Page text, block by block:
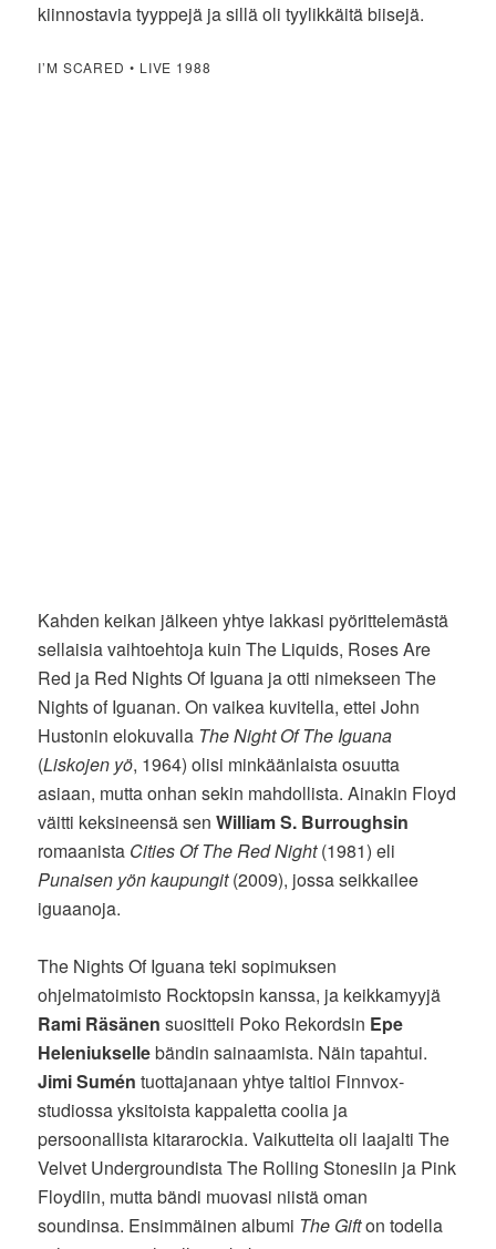
kiinnostavia tyyppejä ja sillä oli tyylikkäitä biisejä.
I’M SCARED • LIVE 1988
Kahden keikan jälkeen yhtye lakkasi pyörittelemästä
sellaisia vaihtoehtoja kuin The Liquids, Roses Are
Red ja Red Nights Of Iguana ja otti nimekseen The
Nights of Iguanan. On vaikea kuvitella, ettei John
Hustonin elokuvalla The Night Of The Iguana
(Liskojen yö, 1964) olisi minkäänlaista osuutta
asiaan, mutta onhan sekin mahdollista. Ainakin Floyd
väitti keksineensä senWilliam S. Burroughsin
romaanista Cities Of The Red Night(1981) eli
Punaisen yön kaupungit(2009), jossa seikkailee
iguaanoja.
The Nights Of Iguana teki sopimuksen
ohjelmatoimisto Rocktopsin kanssa, ja keikkamyyjä
Rami Räsänen suositteli Poko Rekordsin Epe
Heleniuksellebändin sainaamista. Näin tapahtui.
Jimi Sumén tuottajanaan yhtye taltioi Finnvox-
studiossa yksitoista kappaletta coolia ja
persoonallista kitararockia. Vaikutteita oli laajalti The
Velvet Undergroundista The Rolling Stonesiin ja Pink
Floydiin, mutta bändi muovasi niistä oman
soundinsa. Ensimmäinen albumi The Gifton todella